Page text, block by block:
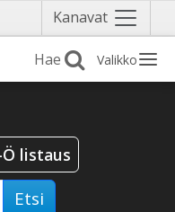
Kanavat Näytä
valikko
Valikko
listaus
Etsi